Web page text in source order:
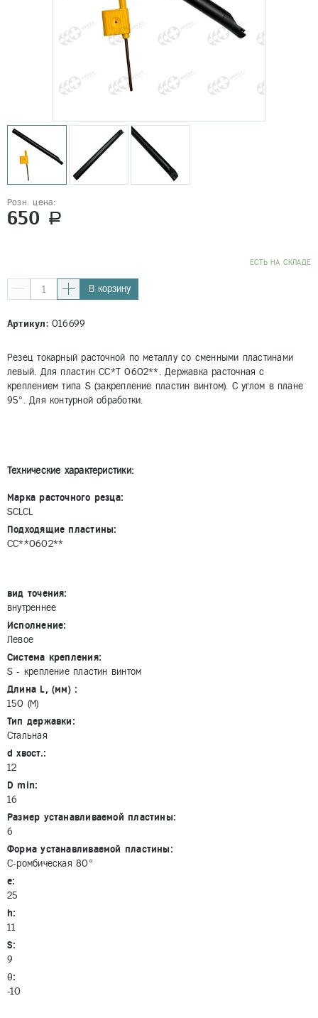
Розн. цена:
650 a
EСТЬ НА СКЛАДЕ
В корзину
Артикул:016699
Резец токарный расточной по металлу со сменными пластинами
левый. Для пластин CC*T 0602**. Державка расточная с
креплением типа S (закрепление пластин винтом). С углом в плане
95°. Для контурной обработки.
Технические характеристики:
Марка расточного резца:
SCLCL
Подходящие пластины:
CC**0602**
вид точения:
внутреннее
Исполнение:
Левое
Система крепления:
S - крепление пластин винтом
Длина L, (мм) :
150 (M)
Тип державки:
Стальная
d хвост.:
12
D min:
16
Размер устанавливаемой пластины:
6
Форма устанавливаемой пластины:
C-ромбическая 80°
e:
25
h:
11
S:
9
θ:
-10